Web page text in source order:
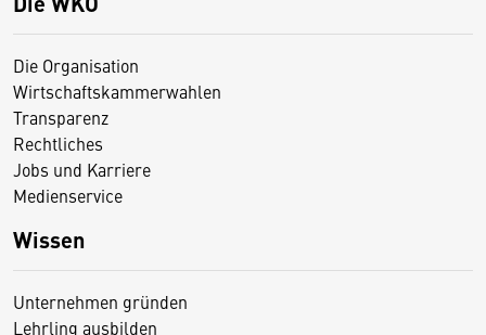
Die Organisation
Wirtschaftskammerwahlen
Transparenz
Rechtliches
Jobs und Karriere
Medienservice
Wissen
Unternehmen gründen
Lehrling ausbilden